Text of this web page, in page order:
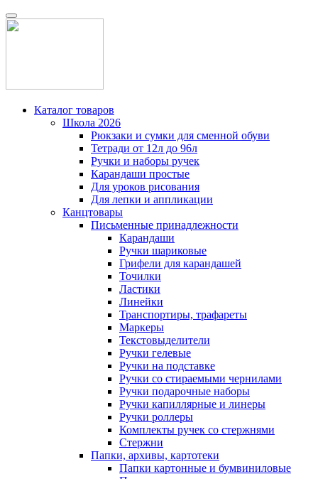
Каталог товаров
Школа 2026
Рюкзаки и сумки для сменной обуви
Тетради от 12л до 96л
Ручки и наборы ручек
Карандаши простые
Для уроков рисования
Для лепки и аппликации
Канцтовары
Письменные принадлежности
Карандаши
Ручки шариковые
Грифели для карандашей
Точилки
Ластики
Линейки
Транспортиры, трафареты
Маркеры
Текстовыделители
Ручки гелевые
Ручки на подставке
Ручки со стираемыми чернилами
Ручки подарочные наборы
Ручки капиллярные и линеры
Ручки роллеры
Комплекты ручек со стержнями
Стержни
Папки, архивы, картотеки
Папки картонные и бумвиниловые